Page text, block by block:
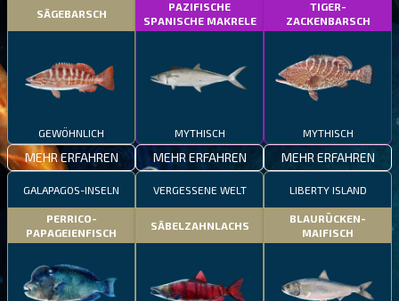
SÄGEBARSCH
GEWÖHNLICH
MEHR ERFAHREN
PAZIFISCHE
SPANISCHE MAKRELE
MYTHISCH
MEHR ERFAHREN
TIGER-
ZACKENBARSCH
MYTHISCH
MEHR ERFAHREN
GALAPAGOS-INSELN
PERRICO-
PAPAGEIENFISCH
VERGESSENE WELT
SÄBELZAHNLACHS
LIBERTY ISLAND
BLAURÜCKEN-
MAIFISCH